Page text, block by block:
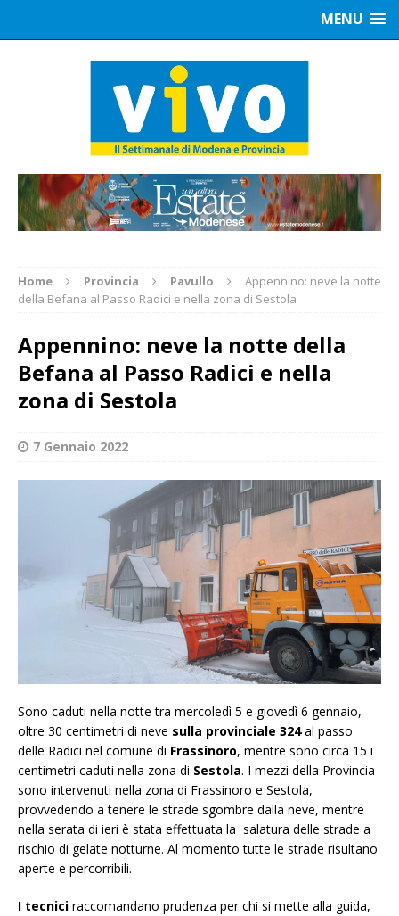
MENU
Home Provincia Pavullo
Appennino: neve la notte
della Befana al Passo Radici e nella zona di Sestola
Appennino: neve la notte della
Befana al Passo Radici e nella
zona di Sestola
7 Gennaio 2022
Sono caduti nella notte tra mercoledì 5 e giovedì 6 gennaio,
oltre 30 centimetri di neve sulla provinciale 324al passo
delle Radici nel comune di Frassinoro, mentre sono circa 15 i
centimetri caduti nella zona di Sestola. I mezzi della Provincia
sono intervenuti nella zona di Frassinoro e Sestola,
provvedendo a tenere le strade sgombre dalla neve, mentre
nella serata di ieri è stata effettuata la salatura delle strade a
rischio di gelate notturne. Al momento tutte le strade risultano
aperte e percorribili.
I tecnici raccomandano prudenza per chi si mette alla guida,